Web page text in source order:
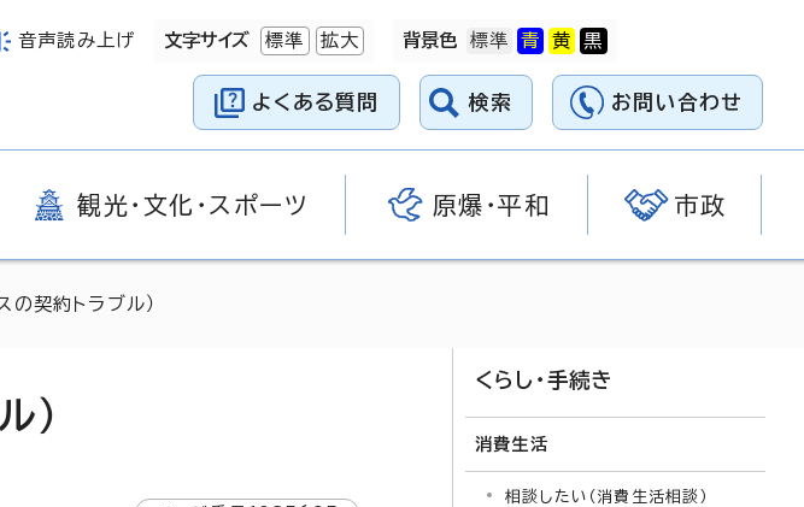
音声読み上げ 文字サイズ 標準 拡大 背景色
よくある質問 検索 お問い合わせ
観光・文化・スポーツ 原爆・平和 市政
契約トラブル）
）
くらし・手続き
消費生活
相談したい（消費生活相談）